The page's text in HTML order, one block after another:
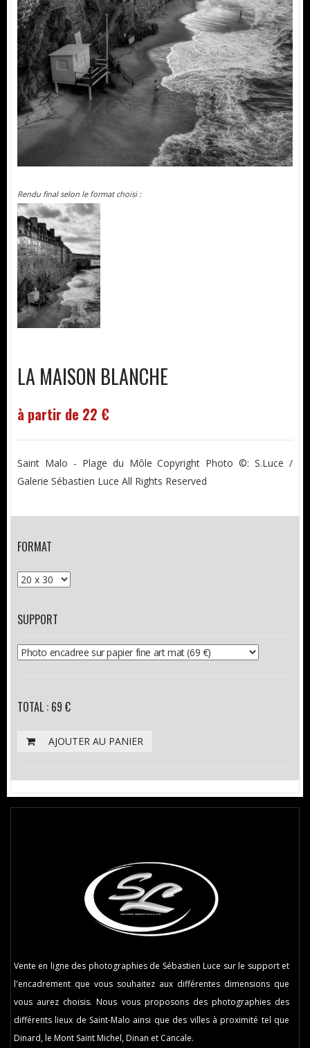
Rendu final selon le format choisi :
LA MAISON BLANCHE
à partir de 22 €
Saint Malo - Plage du Môle Copyright Photo ©: S.Luce /
Galerie Sébastien Luce All Rights Reserved
FORMAT
SUPPORT
TOTAL : 69 €
AJOUTER AU PANIER
Vente en ligne des photographies de Sébastien Luce sur le support et
l'encadrement que vous souhaitez aux différentes dimensions que
vous aurez choisis. Nous vous proposons des photographies des
différents lieux de Saint-Malo ainsi que des villes à proximité tel que
Dinard, le Mont Saint Michel, Dinan et Cancale.